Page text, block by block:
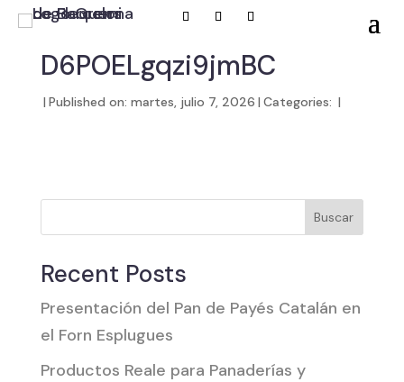
D6POELgqzi9jmBC
| Published on: martes, julio 7, 2026 | Categories: |
Buscar
Recent Posts
Presentación del Pan de Payés Catalán en
el Forn Esplugues
Productos Reale para Panaderías y